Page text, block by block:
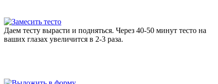
Даем тесту вырасти и подняться. Через 40-50 минут тесто на
ваших глазах увеличится в 2-3 раза.